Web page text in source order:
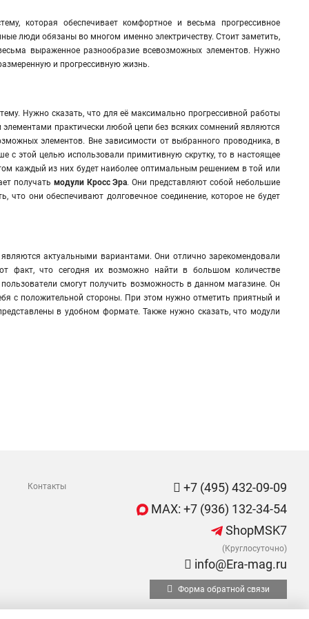
которая обеспечивает комфортное и весьма прогрессивное
люди обязаны во многом именно электричеству. Стоит заметить,
выраженное разнообразие всевозможных элементов. Нужно
и прогрессивную жизнь.
Нужно сказать, что для её максимально прогрессивной работы
практически любой цепи без всяких сомнений являются
элементов. Вне зависимости от выбранного проводника, в
с этой целью использовали примитивную скрутку, то в настоящее
каждый из них будет наиболее оптимальным решением в той или
получать модули Кросс Эра. Они представляют собой небольшие
что они обеспечивают долговечное соединение, которое не будет
актуальными вариантами. Они отлично зарекомендовали
факт, что сегодня их возможно найти в большом количестве
смогут получить возможность в данном магазине. Он
с положительной стороны. При этом нужно отметить приятный и
в удобном формате. Также нужно сказать, что модули
Контакты
+7 (495) 432-09-09
MAX: +7 (936) 132-34-54
ShopMSK7
(Круглосуточно)
info@Era-mag.ru
Форма обратной связи